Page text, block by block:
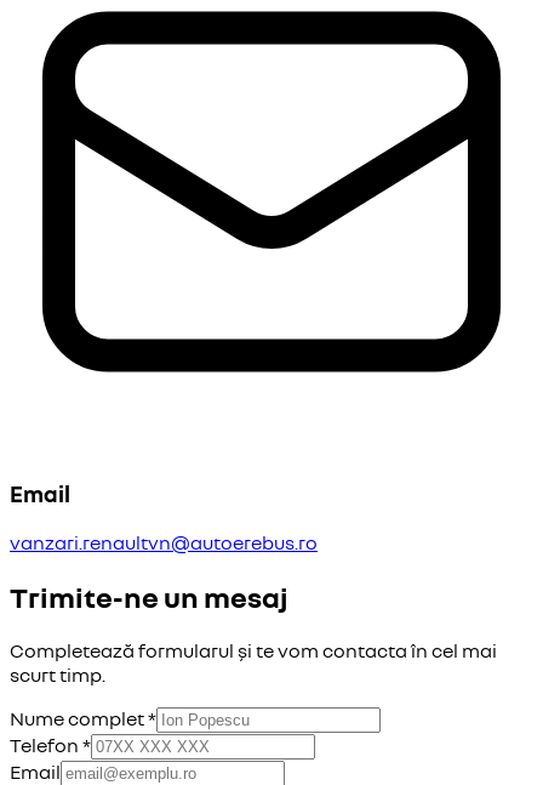
Email
vanzari.renaultvn@autoerebus.ro
Trimite-ne un mesaj
Completează formularul și te vom contacta în cel mai
scurt timp.
Nume complet *
Telefon *
Email